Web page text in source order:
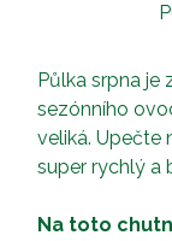
Půlka srpna je
sezónního
veliká. Upečte
super rychlý a
Na toto